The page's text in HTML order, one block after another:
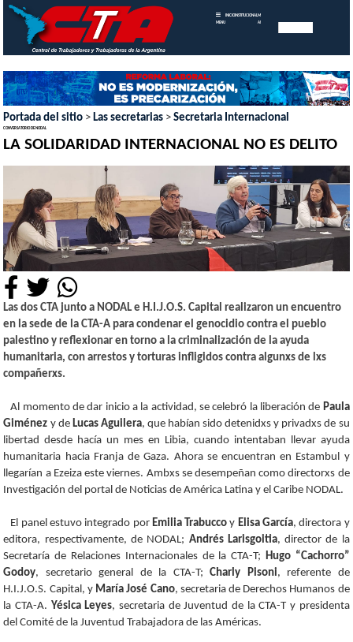
MENU
INICIOINSTITUCIONAL MEMORIAS
ANUALES
Portada del sitio > Las secretarias >Secretaria Internacional
CONVERSATORIO DE NODAL
LA SOLIDARIDAD INTERNACIONAL NO ES DELITO
Las dos CTA junto a NODAL e H.I.J.O.S. Capital realizaron un encuentro
en la sede de la CTA-A para condenar el genocidio contra el pueblo
palestino y reflexionar en torno a la criminalización de la ayuda
humanitaria, con arrestos y torturas infligidos contra algunxs de lxs
compañerxs.
Al momento de dar inicio a la actividad, se celebró la liberación de Paula
Giménez y de Lucas Aguilera, que habían sido detenidxs y privadxs de su
libertad desde hacía un mes en Libia, cuando intentaban llevar ayuda
humanitaria hacia Franja de Gaza. Ahora se encuentran en Estambul y
llegarían a Ezeiza este viernes. Ambxs se desempeñan como directorxs de
Investigación del portal de Noticias de América Latina y el Caribe NODAL.
El panel estuvo integrado por Emilia Trabucco y Elisa García, directora y
editora, respectivamente, de NODAL; Andrés Larisgoitia, director de la
Secretaría de Relaciones Internacionales de la CTA-T; Hugo “Cachorro”
Godoy, secretario general de la CTA-T;Charly Pisoni, referente de
H.I.J.O.S. Capital, y María José Cano, secretaria de Derechos Humanos de
la CTA-A. Yésica Leyes, secretaria de Juventud de la CTA-T y presidenta
del Comité de la Juventud Trabajadora de las Américas.